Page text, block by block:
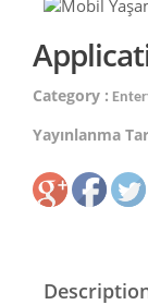
Category :
Yayınlanma